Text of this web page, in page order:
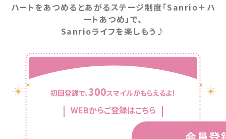
ハートをあつめるとあがるステージ制度「Sanrio＋ハ
ートあつめ」で、
Sanrioライフを楽しもう♪
初回登録で、300スマイルがもらえるよ！
WEBからご登録はこちら